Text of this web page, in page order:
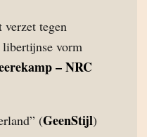
tegen
vorm
– NRC
(GeenStijl)